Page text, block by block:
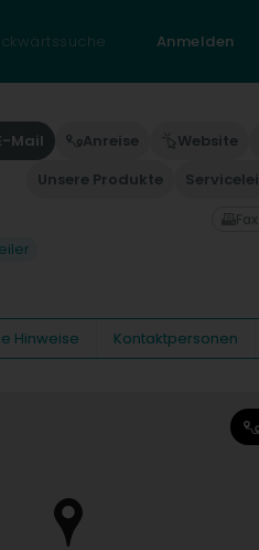
Anmelden
Mail Anreise Website
Unsere Produkte
Hinweise Kontaktpersonen